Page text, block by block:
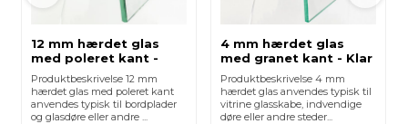
12 mm hærdet glas
med poleret kant -
Klar
Produktbeskrivelse 12 mm
hærdet glas med poleret kant
anvendes typisk til bordplader
og glasdøre eller andre ...
4 mm hærdet glas
med granet kant - Klar
Produktbeskrivelse 4 mm
hærdet glas anvendes typisk til
vitrine glasskabe, indvendige
døre eller andre steder...